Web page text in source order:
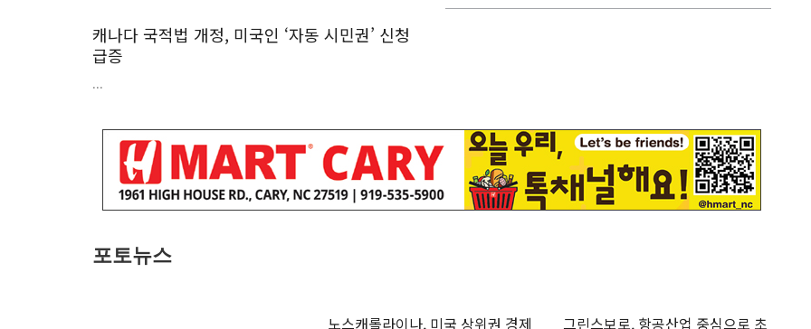
캐나다 국적법 개정, 미국인 ‘자동 시민권’ 신청
급증
...
포토뉴스
노스캐롤라이나, 미국 상위권 경제
그린스보로, 항공산업 중심으로 초